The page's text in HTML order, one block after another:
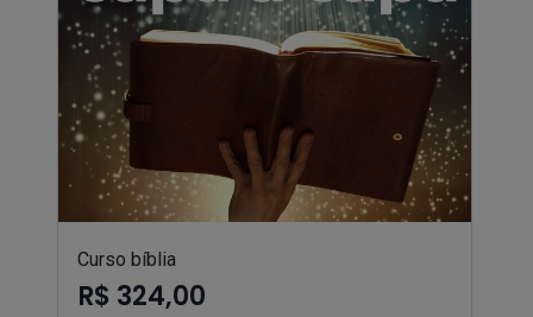
Curso bíblia
R$ 324,00